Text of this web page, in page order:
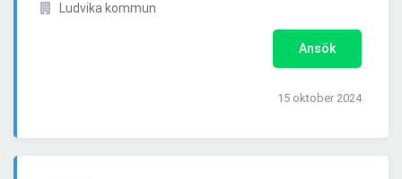
Ludvika kommun
Ansök
15 oktober 2024